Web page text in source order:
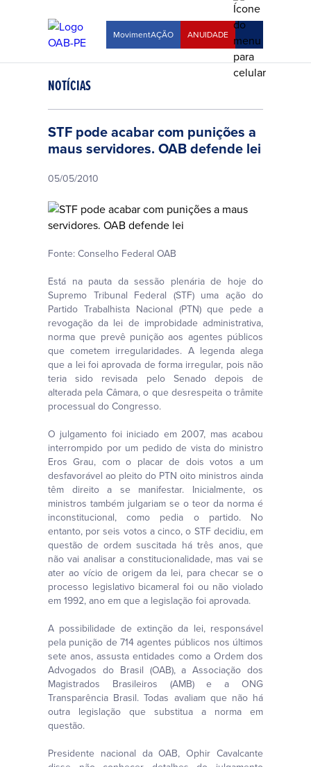
MovimentAÇÃO ANUIDADE
NOTÍCIAS
STF pode acabar com punições a
maus servidores. OAB defende lei
05/05/2010
Fonte: Conselho Federal OAB
Está na pauta da sessão plenária de hoje do
Supremo Tribunal Federal (STF) uma ação do
Partido Trabalhista Nacional (PTN) que pede a
revogação da lei de improbidade administrativa,
norma que prevê punição aos agentes públicos
que cometem irregularidades. A legenda alega
que a lei foi aprovada de forma irregular, pois não
teria sido revisada pelo Senado depois de
alterada pela Câmara, o que desrespeita o trâmite
processual do Congresso.
O julgamento foi iniciado em 2007, mas acabou
interrompido por um pedido de vista do ministro
Eros Grau, com o placar de dois votos a um
desfavorável ao pleito do PTN oito ministros ainda
têm direito a se manifestar. Inicialmente, os
ministros também julgariam se o teor da norma é
inconstitucional, como pedia o partido. No
entanto, por seis votos a cinco, o STF decidiu, em
questão de ordem suscitada há três anos, que
não vai analisar a constitucionalidade, mas vai se
ater ao vício de origem da lei, para checar se o
processo legislativo bicameral foi ou não violado
em 1992, ano em que a legislação foi aprovada.
A possibilidade de extinção da lei, responsável
pela punição de 714 agentes públicos nos últimos
sete anos, assusta entidades como a Ordem dos
Advogados do Brasil (OAB), a Associação dos
Magistrados Brasileiros (AMB) e a ONG
Transparência Brasil. Todas avaliam que não há
outra legislação que substitua a norma em
questão.
Presidente nacional da OAB, Ophir Cavalcante